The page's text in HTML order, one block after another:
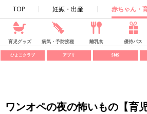
TOP 妊娠・出産 赤ちゃん・
育児グッズ 病気・予防接種 離乳食 優待パス
ひよこクラブ アプリ SNS
ワンオペの夜の怖いもの【育